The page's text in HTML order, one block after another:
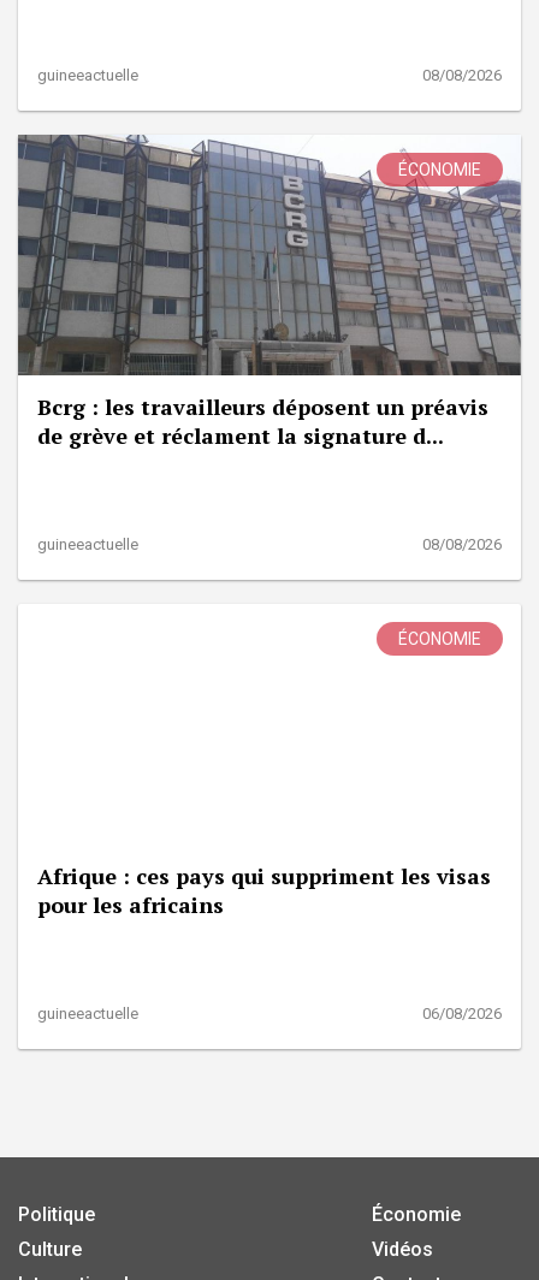
guineeactuelle 08/08/2026
ÉCONOMIE
Bcrg : les travailleurs déposent un préavis
de grève et réclament la signature d...
guineeactuelle 08/08/2026
ÉCONOMIE
Afrique : ces pays qui suppriment les visas
pour les africains
guineeactuelle 06/08/2026
Politique
Culture
Économie
Vidéos